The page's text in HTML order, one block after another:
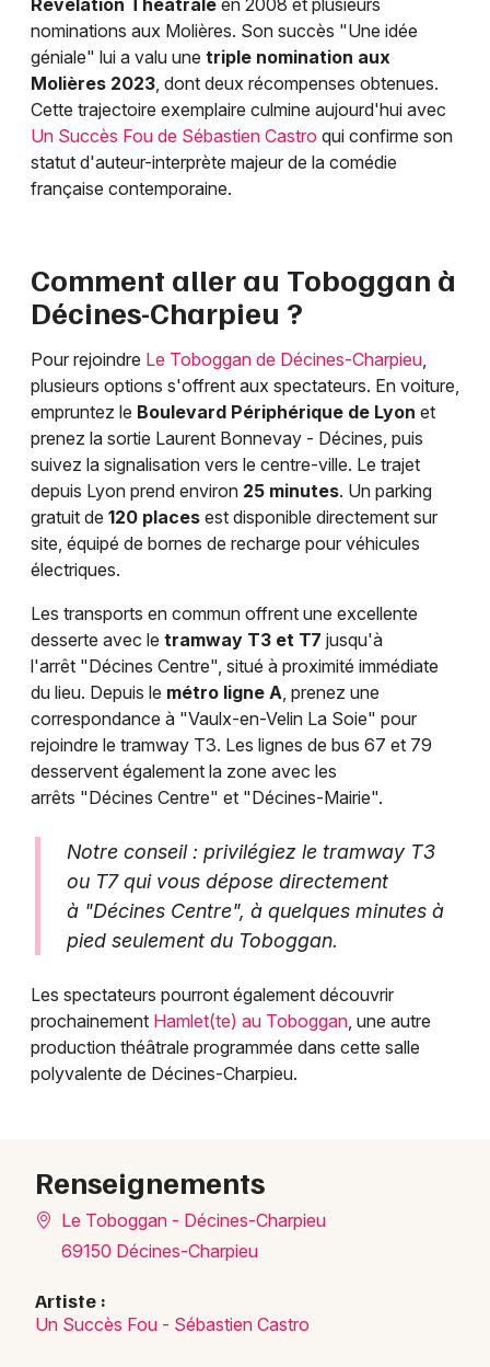
Révélation Théâtrale en 2008 et plusieurs
nominations aux Molières. Son succès "Une idée
géniale" lui a valu une triple nomination aux
Molières 2023, dont deux récompenses obtenues.
Cette trajectoire exemplaire culmine aujourd'hui avec
Un Succès Fou de Sébastien Castro qui confirme son
statut d'auteur-interprète majeur de la comédie
française contemporaine.
Comment aller au Toboggan à
Décines-Charpieu ?
Pour rejoindre Le Toboggan de Décines-Charpieu,
plusieurs options s'offrent aux spectateurs. En voiture,
empruntez le Boulevard Périphérique de Lyon et
prenez la sortie Laurent Bonnevay - Décines, puis
suivez la signalisation vers le centre-ville. Le trajet
depuis Lyon prend environ 25 minutes. Un parking
gratuit de 120 places est disponible directement sur
site, équipé de bornes de recharge pour véhicules
électriques.
Les transports en commun offrent une excellente
desserte avec le tramway T3 et T7 jusqu'à
l'arrêt "Décines Centre", situé à proximité immédiate
du lieu. Depuis le métro ligne A, prenez une
correspondance à "Vaulx-en-Velin La Soie" pour
rejoindre le tramway T3. Les lignes de bus 67 et 79
desservent également la zone avec les
arrêts "Décines Centre" et "Décines-Mairie".
Notre conseil : privilégiez le tramway T3
ou T7 qui vous dépose directement
à "Décines Centre", à quelques minutes à
pied seulement du Toboggan.
Les spectateurs pourront également découvrir
prochainement Hamlet(te) au Toboggan, une autre
production théâtrale programmée dans cette salle
polyvalente de Décines-Charpieu.
Renseignements
Le Toboggan - Décines-Charpieu
69150 Décines-Charpieu
Artiste :
Un Succès Fou - Sébastien Castro